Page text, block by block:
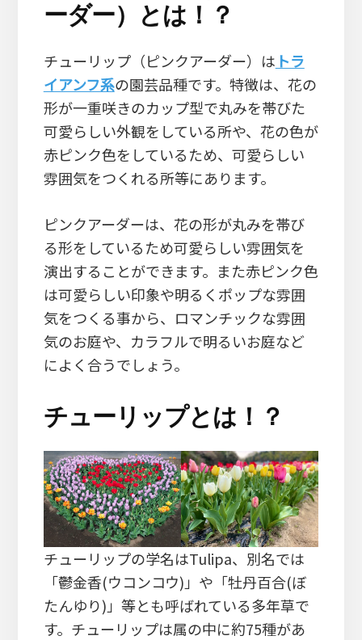
ーダー）とは！？
チューリップ（ピンクアーダー）は トラ
イアンフ系の園芸品種です。特徴は、花の
形が一重咲きのカップ型で丸みを帯びた
可愛らしい外観をしている所や、花の色が
赤ピンク色をしているため、可愛らしい
雰囲気をつくれる所等にあります。
ピンクアーダーは、花の形が丸みを帯び
る形をしているため可愛らしい雰囲気を
演出することができます。また赤ピンク色
は可愛らしい印象や明るくポップな雰囲
気をつくる事から、ロマンチックな雰囲
気のお庭や、カラフルで明るいお庭など
によく合うでしょう。
チューリップとは！？
チューリップの学名はTulipa、別名では
「鬱金香(ウコンコウ)」や「牡丹百合(ぼ
たんゆり)」等とも呼ばれている多年草で
す。チューリップは属の中に約75種があ